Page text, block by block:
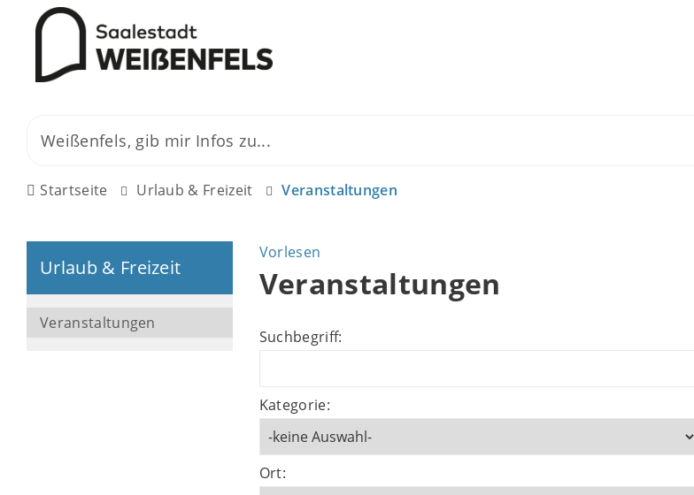
Startseite Urlaub & Freizeit Veranstaltungen
Urlaub & Freizeit
Veranstaltungen
Vorlesen
Veranstaltungen
Suchbegriff:
Kategorie:
Ort: